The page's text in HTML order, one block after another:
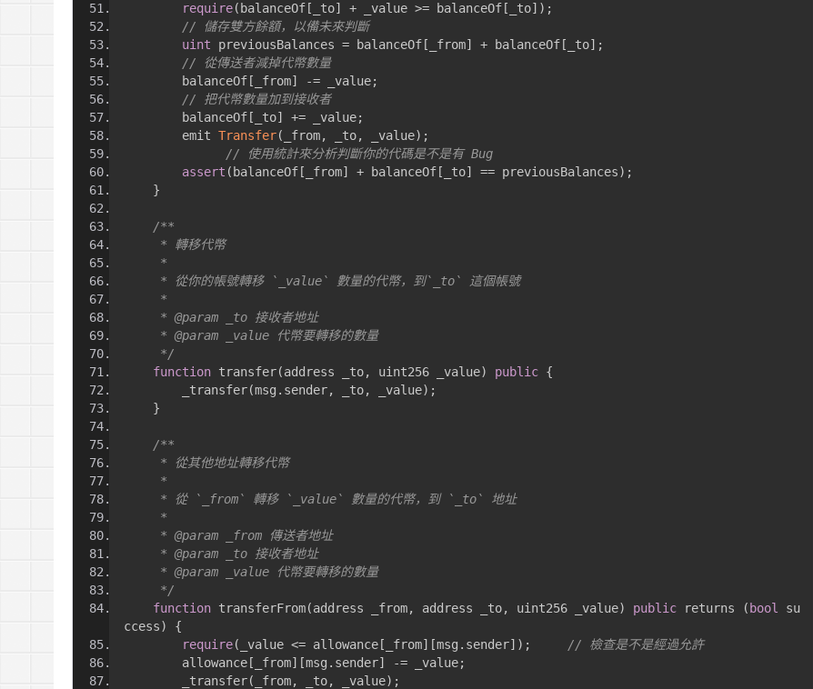
require( balanceOf [ _to] + _value >= balanceOf [ _to]);
// 儲存雙方餘額，以備未來判斷
uint previousBalances = balanceOf [ _from] + balanceOf [ _to];
// 從傳送者減掉代幣數量
        balanceOf
[ _from] -= _value;
// 把代幣數量加到接收者
        balanceOf
[ _to] += _value;
        emit
Transfer( _from, _to, _value);
// 使用統計來分析判斷你的代碼是不是有 Bug
assert ( balanceOf [ _from] + balanceOf [ _to] == previousBalances);
}
/**
     * 轉移代幣
     *
     * 從你的帳號轉移 `_value` 數量的代幣，到`_to` 這個帳號
     *
     * @param _to 接收者地址
     * @param _value 代幣要轉移的數量
     */
function transfer(address _to, uint256 _value) public {
        _transfer
(msg . sender, _to, _value);
}
/**
     * 從其他地址轉移代幣
     *
     * 從 `_from` 轉移 `_value` 數量的代幣，到 `_to` 地址
     *
     * @param _from 傳送者地址
     * @param _to 接收者地址
     * @param _value 代幣要轉移的數量
     */
function transferFrom(address _from, address _to, uint256 _value) public returns ( bool
su
ccess)
{
require( _value <= allowance [ _from][msg . sender]);
// 檢查是不是經過允許
        allowance
[ _from][msg . sender] -= _value;
        _transfer
( _from, _to, _value);